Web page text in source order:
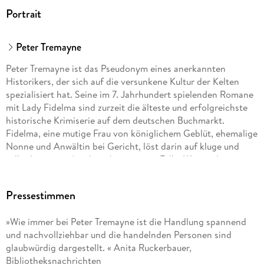
Portrait
Peter Tremayne
Peter Tremayne ist das Pseudonym eines anerkannten
Historikers, der sich auf die versunkene Kultur der Kelten
spezialisiert hat. Seine im 7. Jahrhundert spielenden Romane
mit Lady Fidelma sind zurzeit die älteste und erfolgreichste
historische Krimiserie auf dem deutschen Buchmarkt.
Fidelma, eine mutige Frau von königlichem Geblüt, ehemalige
Nonne und Anwältin bei Gericht, löst darin auf kluge und
selbstbewusste Art die schwierigsten Fälle. Wegen des
auf Lebenszeit ernannt.
Bisher sind im Aufbau Taschenbuch erschienen: Die Tote im
Klosterbrunnen, Tod im Skriptorium, Der Tote am Steinkreuz,
Tod in der Königsburg, Tod auf dem Pilgerschiff, Nur der Tod
bringt Vergebung, Ein Totenhemd für den Erzbischof, Vor
Pressestimmen
»Wie immer bei Peter Tremayne ist die Handlung spannend
und nachvollziehbar und die handelnden Personen sind
glaubwürdig dargestellt. « Anita Ruckerbauer,
Bibliotheksnachrichten